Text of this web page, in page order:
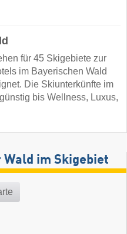
für 45 Skigebiete zur
im Bayerischen Wald
Die Skiunterkünfte im
bis Wellness, Luxus,
im Skigebiet